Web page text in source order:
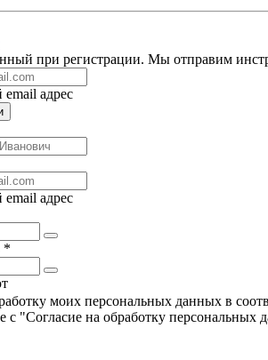
при регистрации. Мы отправим
адрес
адрес
*
моих персональных данных в
с "Согласие на обработку персональных